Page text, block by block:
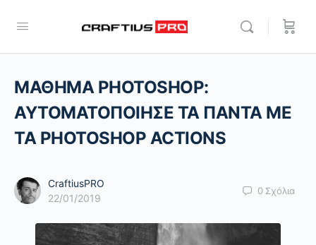
ΜΑΘΗΜΑ PHOTOSHOP:
AYTOMATOΠΟΙΗΣΕ ΤΑ ΠΑΝΤΑ ΜΕ
ΤΑ PHOTOSHOP ACTIONS
CraftiusPRO
22/01/2019
0 Σχόλια